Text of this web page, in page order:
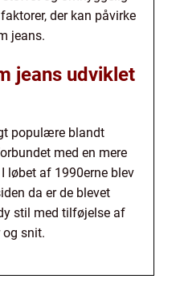
der kan påvirke
jeans.
jeans udviklet
populære blandt
med en mere
løbet af 1990erne blev
da er de blevet
stil med tilføjelse af
og snit.